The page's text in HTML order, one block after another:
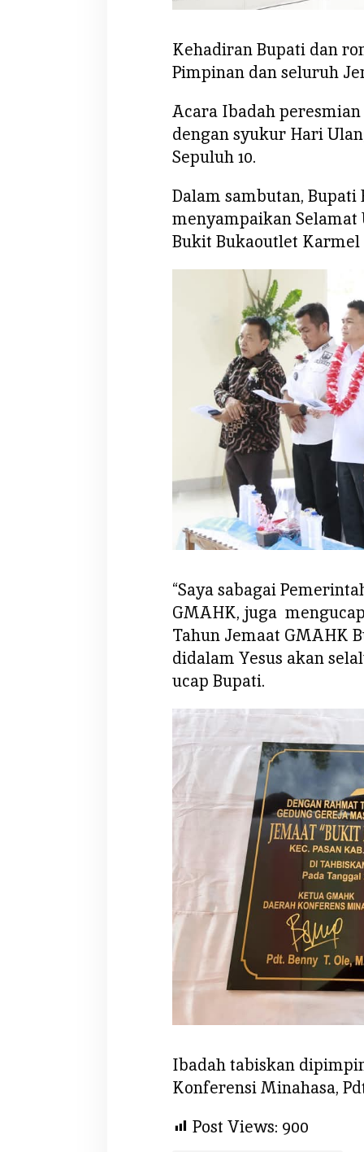
l
i
w
t
n
Kehadiran Bupati dan
Pimpinan dan seluruh
Acara Ibadah
dengan syukur Hari
Sepuluh 10.
Dalam sambutan, Bupati
menyampaikan Selamat
Bukit Bukaoutlet Karmel
“Saya sabagai
GMAHK, juga
Tahun Jemaat GMAHK
didalam Yesus akan
ucap Bupati.
Ibadah tabiskan
Konferensi Minahasa,
Post Views: 900